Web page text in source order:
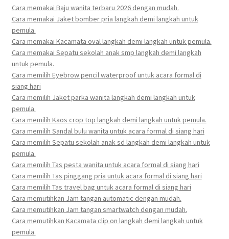
Cara memakai Baju wanita terbaru 2026 dengan mudah.
Cara memakai Jaket bomber pria langkah demi langkah untuk
pemula.
Cara memakai Kacamata oval langkah demi langkah untuk pemula.
Cara memakai Sepatu sekolah anak smp langkah demi langkah
untuk pemula.
Cara memilih Eyebrow pencil waterproof untuk acara formal di
siang hari
Cara memilih Jaket parka wanita langkah demi langkah untuk
pemula.
Cara memilih Kaos crop top langkah demi langkah untuk pemula.
Cara memilih Sandal bulu wanita untuk acara formal di siang hari
Cara memilih Sepatu sekolah anak sd langkah demi langkah untuk
pemula.
Cara memilih Tas pesta wanita untuk acara formal di siang hari
Cara memilih Tas pinggang pria untuk acara formal di siang hari
Cara memilih Tas travel bag untuk acara formal di siang hari
Cara memutihkan Jam tangan automatic dengan mudah.
Cara memutihkan Jam tangan smartwatch dengan mudah.
Cara memutihkan Kacamata clip on langkah demi langkah untuk
pemula.